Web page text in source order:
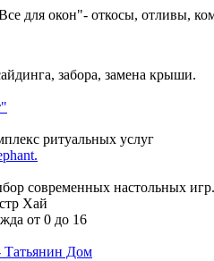
для окон"- откосы, отливы,
забора, замена крыши.
ритуальных услуг
современных настольных игр.
Хай
от 0 до 16
Татьянин Дом